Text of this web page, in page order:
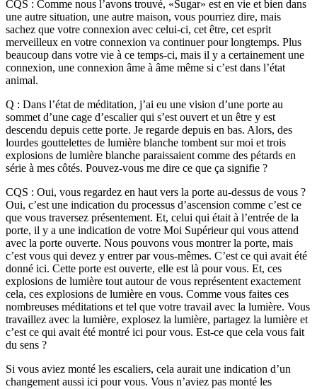
CQS : Comme nous l’avons trouvé, «Sugar» est en vie et bien dans
une autre situation, une autre maison, vous pourriez dire, mais
sachez que votre connexion avec celui-ci, cet être, cet esprit
merveilleux en votre connexion va continuer pour longtemps. Plus
beaucoup dans votre vie à ce temps-ci, mais il y a certainement une
connexion, une connexion âme à âme même si c’est dans l’état
animal.
Q : Dans l’état de méditation, j’ai eu une vision d’une porte au
sommet d’une cage d’escalier qui s’est ouvert et un être y est
descendu depuis cette porte. Je regarde depuis en bas. Alors, des
lourdes gouttelettes de lumière blanche tombent sur moi et trois
explosions de lumière blanche paraissaient comme des pétards en
série à mes côtés. Pouvez-vous me dire ce que ça signifie ?
CQS : Oui, vous regardez en haut vers la porte au-dessus de vous ?
Oui, c’est une indication du processus d’ascension comme c’est ce
que vous traversez présentement. Et, celui qui était à l’entrée de la
porte, il y a une indication de votre Moi Supérieur qui vous attend
avec la porte ouverte. Nous pouvons vous montrer la porte, mais
c’est vous qui devez y entrer par vous-mêmes. C’est ce qui avait été
donné ici. Cette porte est ouverte, elle est là pour vous. Et, ces
explosions de lumière tout autour de vous représentent exactement
cela, ces explosions de lumière en vous. Comme vous faites ces
nombreuses méditations et tel que votre travail avec la lumière. Vous
travaillez avec la lumière, explosez la lumière, partagez la lumière et
c’est ce qui avait été montré ici pour vous. Est-ce que cela vous fait
du sens ?
Si vous aviez monté les escaliers, cela aurait une indication d’un
changement aussi ici pour vous. Vous n’aviez pas monté les